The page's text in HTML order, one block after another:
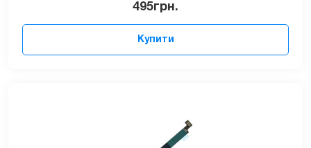
495грн.
Купити